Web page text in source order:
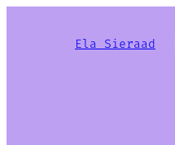
Ela Sieraad